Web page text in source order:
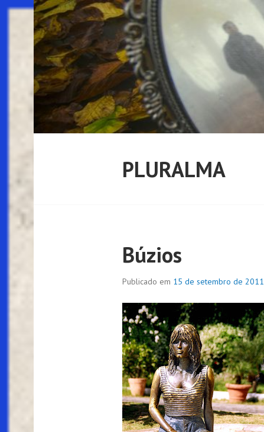
Pular
para
o
conteúdo
PLURALMA
Búzios
Publicado em 15 de setembro de 2011